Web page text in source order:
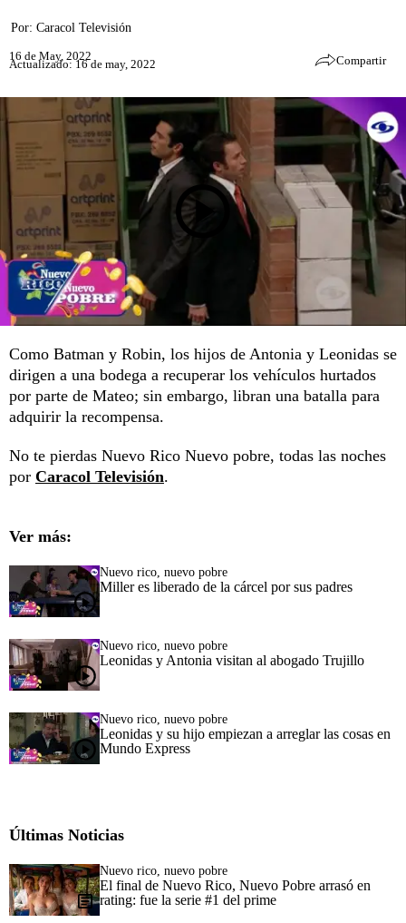
Por: Caracol Televisión
16 de May, 2022
Actualizado: 16 de may, 2022 Compartir
Como Batman y Robin, los hijos de Antonia y Leonidas se
dirigen a una bodega a recuperar los vehículos hurtados
por parte de Mateo; sin embargo, libran una batalla para
adquirir la recompensa.
No te pierdas Nuevo Rico Nuevo pobre, todas las noches
por Caracol Televisión.
Ver más:
Nuevo rico, nuevo pobre
Miller es liberado de la cárcel por sus padres
Nuevo rico, nuevo pobre
Leonidas y Antonia visitan al abogado Trujillo
Nuevo rico, nuevo pobre
Leonidas y su hijo empiezan a arreglar las cosas en
Mundo Express
Últimas Noticias
Nuevo rico, nuevo pobre
El final de Nuevo Rico, Nuevo Pobre arrasó en
rating: fue la serie #1 del prime